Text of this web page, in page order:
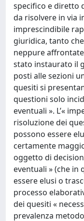
specifico e diretto
da risolvere in via
imprescindibile
giuridica, tanto
neppure
stato instaurato il
posti alle sezioni
quesiti si
questioni solo
eventuali ». L’«
risoluzione dei
possono essere
certamente
oggetto di
eventuali » (che
essere elusi o
processo
dei quesiti «
prevalenza